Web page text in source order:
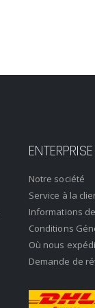
ENTERPRISE
Notre société
Service à la
Informations
Conditions
Où nous
Demande de